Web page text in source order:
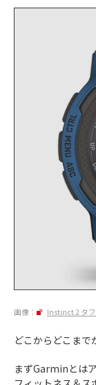
画像： Instinct 2 タ
どこからどこまで
まずGarminとは